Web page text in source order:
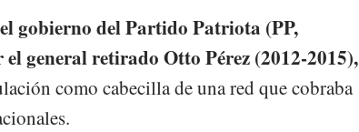
gobierno del Partido Patriota (PP,
el general retirado Otto Pérez (2012-2015),
como cabecilla de una red que cobraba